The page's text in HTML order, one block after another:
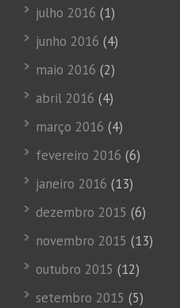
julho 2016 (1)
junho 2016 (4)
maio 2016 (2)
abril 2016 (4)
março 2016 (4)
fevereiro 2016 (6)
janeiro 2016 (13)
dezembro 2015 (6)
novembro 2015 (13)
outubro 2015 (12)
setembro 2015 (5)